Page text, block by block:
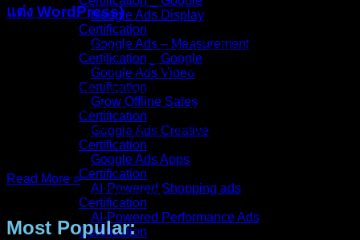
Google Ads Display
Certification
Google Ads – Measurement
Certification _ Google
Google Ads Video
Certification
Grow Offline Sales
Certification
Google Ads Creative
Certification
Google Ads Apps
Certification
AI-Powered Shopping ads
Certification
AI-Powered Performance Ads
Certification
แต่ง WordPress)
คุณรู้ไหมครับว่า “ลูกค้าจะกดปิดเว็บไซต์ทันที ถ้ามันโหลดนาน
เกิน 3 วินาที”? …ใช่ครับ 3 วินาทีคือเส้นตายที่ตัดสินว่าคุณจะได้
เงินหรือเสียลูกค้าให้คู่แข่ง หลายคนทุ่มงบยิงแอดหลักแสน คน
คลิกเข้าเว็บหลักพัน แต่ยอดขายกลับ “แป้ก” เพราะตกม้าตายที่
เว็บโหลดช้า (Slow Loading Speed) ปัญหานี้ไม่ได้แค่ไล่ลูกค้า
Read More »
No Comments
Most Popular: